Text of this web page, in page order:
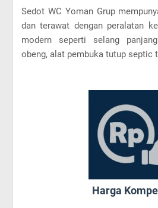
Sedot WC Yoman Grup
dan terawat dengan peralatan
modern seperti selang
obeng, alat pembuka tutup septic
Harga